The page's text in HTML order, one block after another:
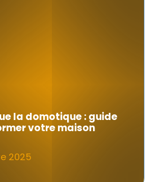
la domotique : guide
votre maison
2025